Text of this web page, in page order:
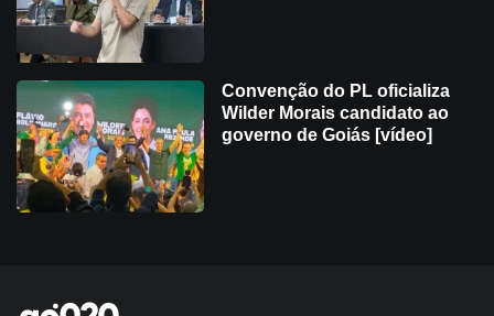
Convenção do PL oficializa
Wilder Morais candidato ao
governo de Goiás [vídeo]